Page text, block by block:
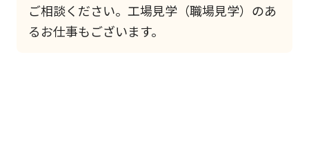
ご相談ください。工場見学（職場見学）のあ
るお仕事もございます。